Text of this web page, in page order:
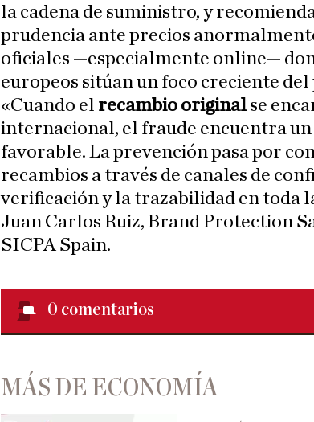
la cadena de suministro, y
prudencia ante precios
oficiales —especialmente online—
europeos sitúan un foco creciente
«Cuando el recambio original se
internacional, el fraude encuentra
favorable. La prevención pasa por
recambios a través de canales de
verificación y la trazabilidad en toda
Juan Carlos Ruiz, Brand Protection
SICPA Spain.
0 comentarios
MÁS DE ECONOMÍA